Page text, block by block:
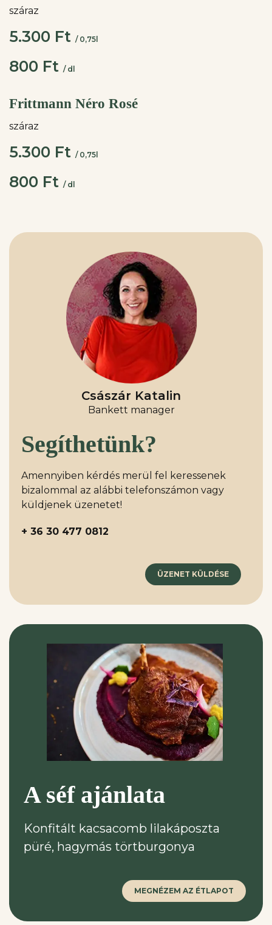
száraz
5.300 Ft / 0,75l
800 Ft / dl
Frittmann Néro Rosé
száraz
5.300 Ft / 0,75l
800 Ft / dl
Császár Katalin
Bankett manager
Segíthetünk?
Amennyiben kérdés merül fel keressenek
bizalommal az alábbi telefonszámon vagy
küldjenek üzenetet!
+ 36 30 477 0812
ÜZENET KÜLDÉSE
A séf ajánlata
Konfitált kacsacomb lilakáposzta
püré, hagymás törtburgonya
MEGNÉZEM AZ ÉTLAPOT